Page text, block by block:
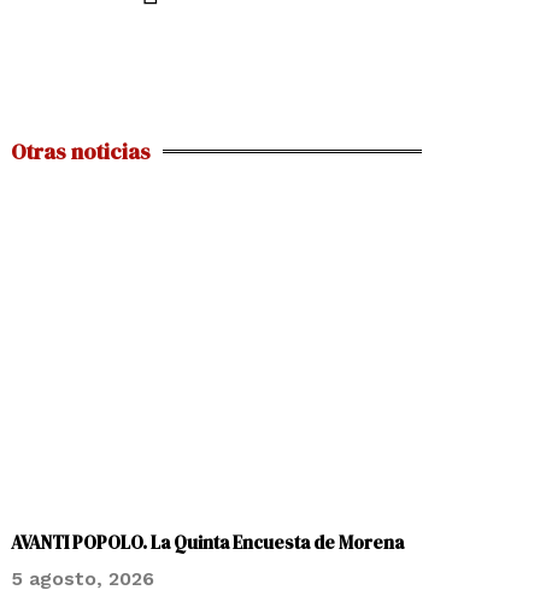
Otras noticias
AVANTI POPOLO. La Quinta Encuesta de Morena
5 agosto, 2026